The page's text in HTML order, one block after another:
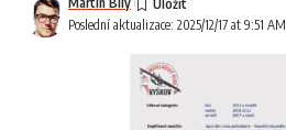
Poslední aktualizace: 2025/12/17 at 9:51 AM